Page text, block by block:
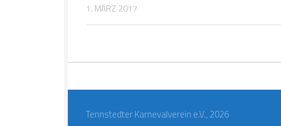
1. MÄRZ 2017
Tennstedter Karnevalverein e.V., 2026